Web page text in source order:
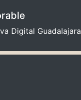
Digital Guadalajara